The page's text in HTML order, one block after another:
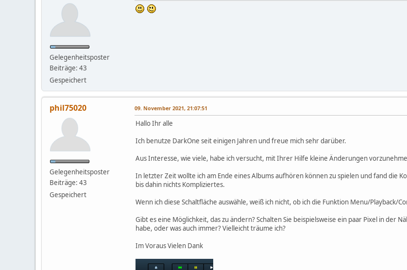
Gelegenheitsposter
Beiträge: 43
Gespeichert
phil75020
Gelegenheitsposter
Beiträge: 43
Gespeichert
09. November 2021, 21:07:51
Hallo Ihr alle
Ich benutze DarkOne seit einigen Jahren und freue mich sehr darüber.
Aus Interesse, wie viele, habe ich versucht, mit Ihrer Hilfe kleine Änderungen
In letzter Zeit wollte ich am Ende eines Albums aufhören können zu spielen und fand die
bis dahin nichts Kompliziertes.
Wenn ich diese Schaltfläche auswähle, weiß ich nicht, ob ich die Funktion Menu/
Gibt es eine Möglichkeit, das zu ändern? Schalten Sie beispielsweise ein paar Pixel in der
habe, oder was auch immer? Vielleicht träume ich?
Im Voraus Vielen Dank